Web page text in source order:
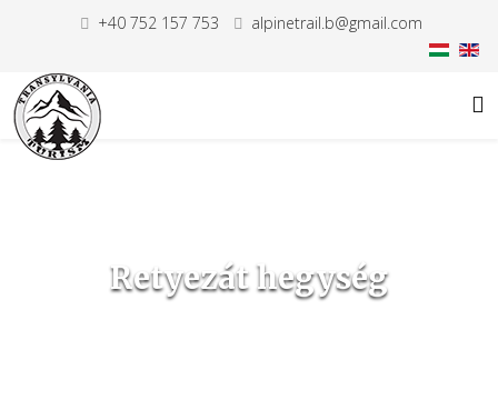
+40 752 157 753 alpinetrail.b@gmail.com
Retyezát hegység